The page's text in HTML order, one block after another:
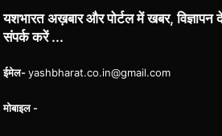
यशभारत अख़बार और पोर्टल में खबर, विज्ञापन
संपर्क करें ...
ईमेल-yashbharat.co.in@gmail.com
मोबाइल -